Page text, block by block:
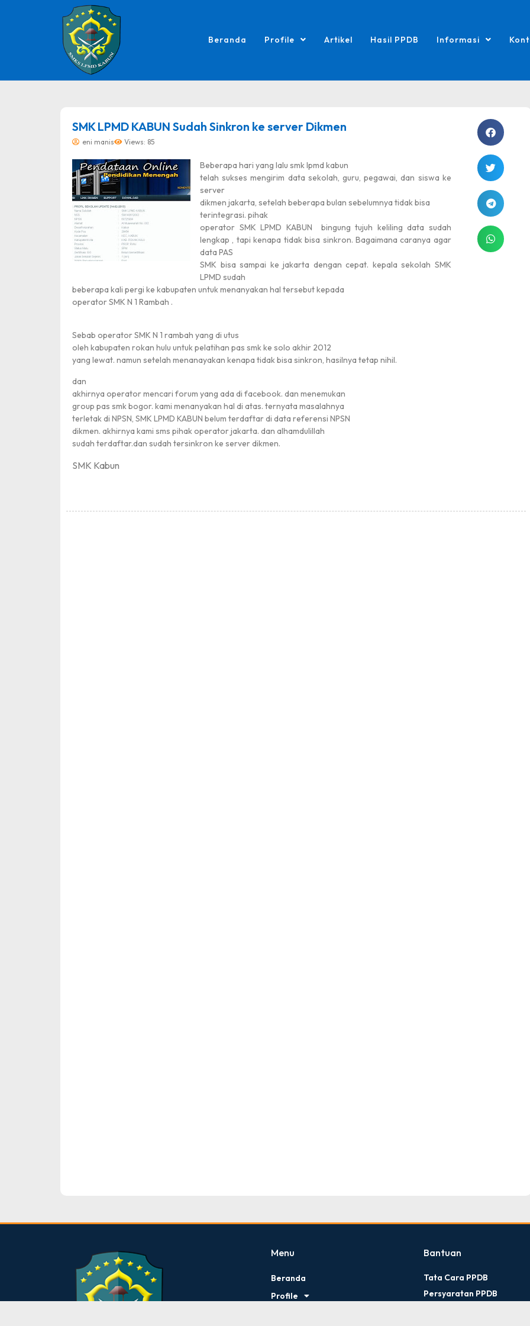
Beranda Profile Artikel Hasil PPDB Informasi
SMK LPMD KABUN Sudah Sinkron ke server Dikmen
eni manis Views: 85
Beberapa hari yang lalu smk lpmd kabun
telah sukses mengirim data sekolah, guru, pegawai, dan siswa ke
server
dikmen jakarta, setelah beberapa bulan sebelumnya tidak bisa
terintegrasi. pihak
operator SMK LPMD KABUN bingung tujuh keliling data sudah
lengkap , tapi kenapa tidak bisa sinkron. Bagaimana caranya agar
data PAS
SMK bisa sampai ke jakarta dengan cepat. kepala sekolah SMK
LPMD sudah
beberapa kali pergi ke kabupaten untuk menanyakan hal tersebut kepada
operator SMK N 1 Rambah .
Sebab operator SMK N 1 rambah yang di utus
oleh kabupaten rokan hulu untuk pelatihan pas smk ke solo akhir 2012
yang lewat. namun setelah menanayakan kenapa tidak bisa sinkron, hasilnya tetap nihil.
dan
akhirnya operator mencari forum yang ada di facebook. dan menemukan
group pas smk bogor. kami menanyakan hal di atas. ternyata masalahnya
terletak di NPSN, SMK LPMD KABUN belum terdaftar di data referensi NPSN
dikmen. akhirnya kami sms pihak operator jakarta. dan alhamdulillah
sudah terdaftar.dan sudah tersinkron ke server dikmen.
SMK Kabun
Menu
Beranda
Profile
Bantuan
Tata Cara PPDB
Persyaratan PPDB